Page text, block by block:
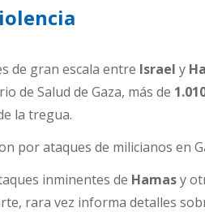
de gran escala entre Israel y
de Salud de Gaza, más de
la tregua.
por ataques de milicianos en
inminentes de Hamasy
rara vez informa detalles